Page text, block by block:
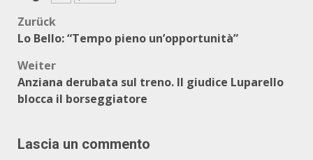
Beitragsnavigation
Zurück
Lo Bello: “Tempo pieno un’opportunità”
Weiter
Anziana derubata sul treno. Il giudice Luparello
blocca il borseggiatore
Lascia un commento